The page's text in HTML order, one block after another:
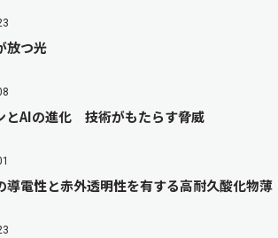
放つ光
とAIの進化 技術がもたらす脅威
導電性と赤外透明性を有する高耐久酸化物薄